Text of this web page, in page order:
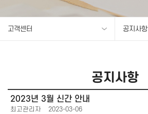
고객센터 공지사항
공지사항
2023년 3월 신간 안내
최고관리자 2023-03-06